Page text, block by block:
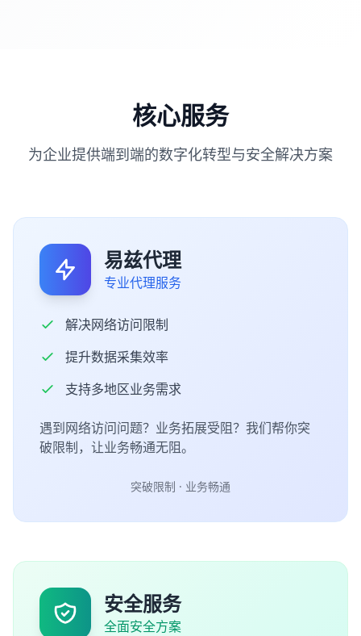
核心服务
为企业提供端到端的数字化转型与安全解决方案
易兹代理
专业代理服务
解决网络访问限制
提升数据采集效率
支持多地区业务需求
遇到网络访问问题？业务拓展受阻？我们帮你突
破限制，让业务畅通无阻。
突破限制 · 业务畅通
安全服务
全面安全方案